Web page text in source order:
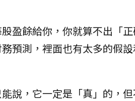
盈餘給你，你就算不出「
預測，裡面也有太多的假
說，它一定是「真」的，